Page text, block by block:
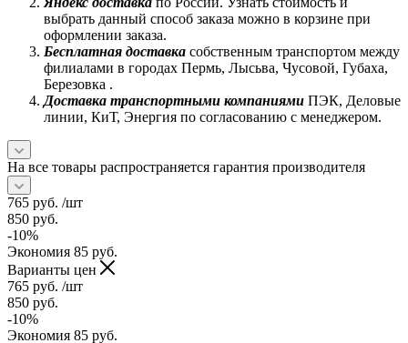
выбрать данный способ заказа можно в корзине при
оформлении заказа.
Бесплатная доставка собственным транспортом между
филиалами в городах Пермь, Лысьва, Чусовой, Губаха,
Березовка .
Доставка транспортными компаниями ПЭК, Деловые
линии, КиТ, Энергия по согласованию с менеджером.
На все товары распространяется гарантия производителя
765 руб. /шт
850 руб.
-10%
Экономия 85 руб.
Варианты цен
765 руб. /шт
850 руб.
-10%
Экономия 85 руб.